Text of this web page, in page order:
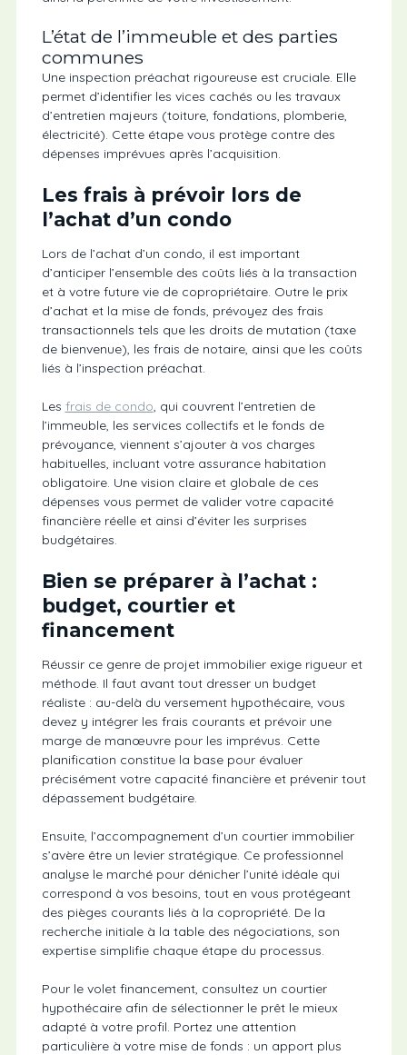
L’état de l’immeuble et des parties
communes
Une inspection préachat rigoureuse est cruciale. Elle
permet d’identifier les vices cachés ou les travaux
d’entretien majeurs (toiture, fondations, plomberie,
électricité). Cette étape vous protège contre des
dépenses imprévues après l’acquisition.
Les frais à prévoir lors de
l’achat d’un condo
Lors de l’achat d’un condo, il est important
d’anticiper l’ensemble des coûts liés à la transaction
et à votre future vie de copropriétaire. Outre le prix
d’achat et la mise de fonds, prévoyez des frais
transactionnels tels que les droits de mutation (taxe
de bienvenue), les frais de notaire, ainsi que les coûts
liés à l’inspection préachat.
Les frais de condo , qui couvrent l’entretien de
l’immeuble, les services collectifs et le fonds de
prévoyance, viennent s’ajouter à vos charges
habituelles, incluant votre assurance habitation
obligatoire. Une vision claire et globale de ces
dépenses vous permet de valider votre capacité
financière réelle et ainsi d’éviter les surprises
budgétaires.
Bien se préparer à l’achat :
budget, courtier et
financement
Réussir ce genre de projet immobilier exige rigueur et
méthode. Il faut avant tout dresser un budget
réaliste : au-delà du versement hypothécaire, vous
devez y intégrer les frais courants et prévoir une
marge de manœuvre pour les imprévus. Cette
planification constitue la base pour évaluer
précisément votre capacité financière et prévenir tout
dépassement budgétaire.
Ensuite, l’accompagnement d’un courtier immobilier
s’avère être un levier stratégique. Ce professionnel
analyse le marché pour dénicher l’unité idéale qui
correspond à vos besoins, tout en vous protégeant
des pièges courants liés à la copropriété. De la
recherche initiale à la table des négociations, son
expertise simplifie chaque étape du processus.
Pour le volet financement, consultez un courtier
hypothécaire afin de sélectionner le prêt le mieux
adapté à votre profil. Portez une attention
particulière à votre mise de fonds : un apport plus